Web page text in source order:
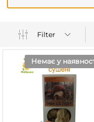
Filter
Немає у